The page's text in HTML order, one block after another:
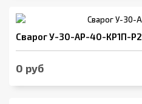
Сварог У-30-АР-40-КР1П-Р2
0 руб